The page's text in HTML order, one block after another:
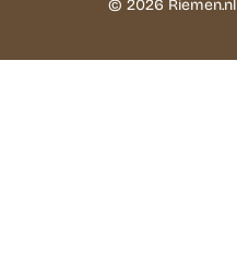
© 2026 Riemen.nl